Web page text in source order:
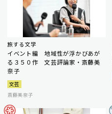
旅する文学
イベント編 地域性が浮かびあが
る３５０作 文芸評論家・斎藤美
奈子
文芸
斎藤美奈子